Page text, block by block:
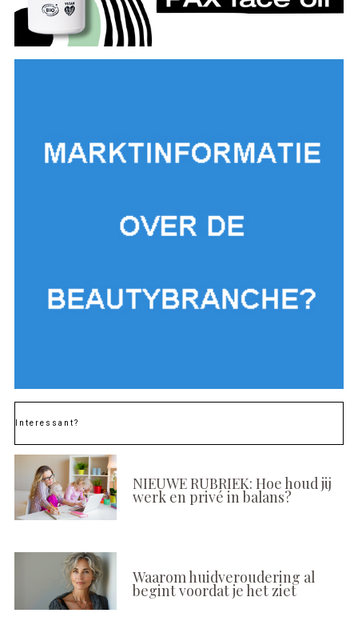
Interessant?
NIEUWE RUBRIEK: Hoe houd jij
werk en privé in balans?
Waarom huidveroudering al
begint voordat je het ziet